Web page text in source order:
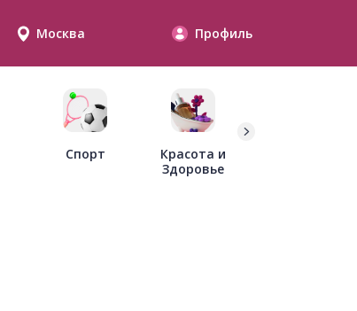
Москва Профиль
Спорт
Красота и
Здоровье